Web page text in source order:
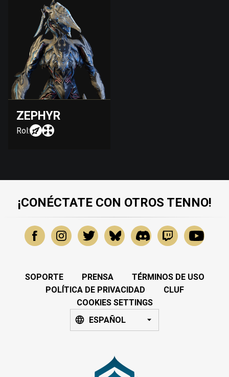
ZEPHYR
Rol:
¡CONÉCTATE CON OTROS TENNO!
SOPORTE PRENSA
TÉRMINOS DE USO
POLÍTICA DE PRIVACIDAD
CLUF
COOKIES SETTINGS
ESPAÑOL